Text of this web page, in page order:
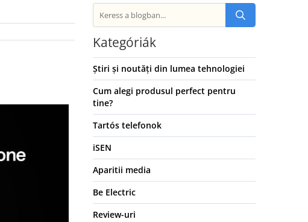
Kategóriák
Știri și noutăți din lumea tehnologiei
Cum alegi produsul perfect pentru
tine?
Tartós telefonok
iSEN
Aparitii media
Be Electric
Review-uri